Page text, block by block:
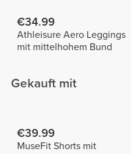
€34.99
Athleisure Aero Leggings
mit mittelhohem Bund
Gekauft mit
€39.99
MuseFit Shorts mit